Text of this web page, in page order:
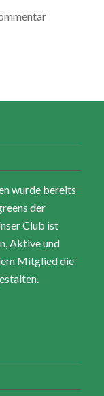
wurde bereits
der
Club ist
Aktive und
Mitglied die